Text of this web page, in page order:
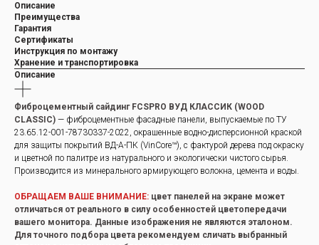
Описание
Преимущества
Гарантия
Сертификаты
Инструкция по монтажу
Хранение и транспортировка
Описание
Фиброцементный сайдинг FCSPRO ВУД КЛАССИК (WOOD
CLASSIC) — фиброцементные фасадные панели, выпускаемые по ТУ
23.65.12-001-78730337-2022, окрашенные водно-дисперсионной краской
для защиты покрытий ВД-А-ПК (VinCore™), с фактурой дерева под окраску
и цветной по палитре из натурального и экологически чистого сырья.
Производится из минерального армирующего волокна, цемента и воды.
ОБРАЩАЕМ ВАШЕ ВНИМАНИЕ: цвет панелей на экране может
отличаться от реального в силу особенностей цветопередачи
вашего монитора. Данные изображения не являются эталоном.
Для точного подбора цвета рекомендуем сличать выбранный